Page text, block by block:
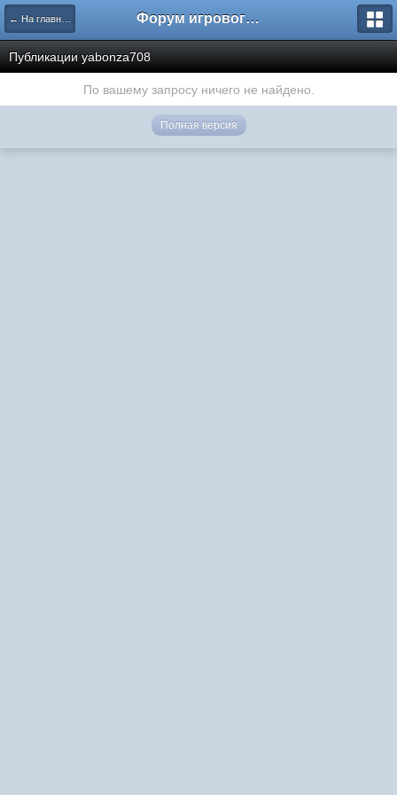
← На главную Форум игрового проекта Riverrise
Публикации yabonza708
По вашему запросу ничего не найдено.
Полная версия